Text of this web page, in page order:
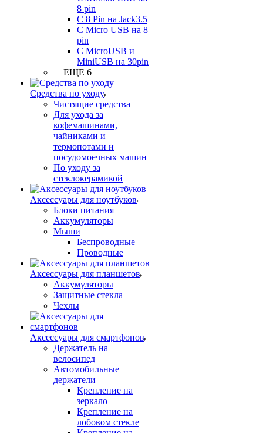
8 pin
С 8 Pin на Jack3.5
С Micro USB на 8
pin
С MicroUSB и
MiniUSB на 30pin
+ ЕЩЕ 6
Средства по уходу
Чистящие средства
Для ухода за
кофемашинами,
чайниками и
термопотами и
посудомоечных машин
По уходу за
стеклокерамикой
Аксессуары для ноутбуков
Блоки питания
Аккумуляторы
Мыши
Беспроводные
Проводные
Аксессуары для планшетов
Аккумуляторы
Защитные стекла
Чехлы
Аксессуары для смартфонов
Держатель на
велосипед
Автомобильные
держатели
Крепление на
зеркало
Крепление на
лобовом стекле